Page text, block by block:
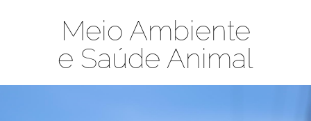
Meio Ambiente
e Saúde Animal